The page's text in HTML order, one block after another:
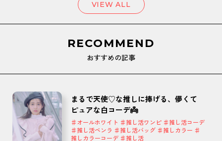
VIEW ALL
RECOMMEND
おすすめの記事
まるで天使♡な推しに捧げる、儚くて
ピュアな白コーデ👼
♯オールホワイト ♯推し活ワンピ ♯推し活コーデ
♯推し活ペンラ ♯推し活バッグ ♯推しカラー ♯
推しカラーコーデ ♯推し活